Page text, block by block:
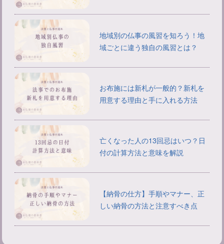
地域別の仏事の風習を知ろう！地
域ごとに違う独自の風習とは？
お布施には新札が一般的？新札を
用意する理由と手に入れる方法
亡くなった人の13回忌はいつ？日
付の計算方法と意味を解説
【納骨の仕方】手順やマナー、正
しい納骨の方法と注意すべき点